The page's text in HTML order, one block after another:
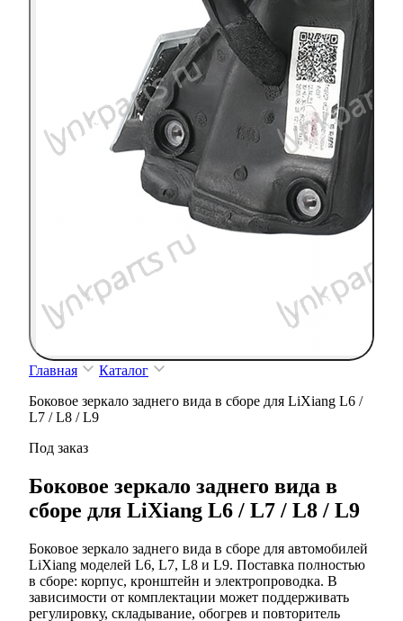
Главная
Каталог
Боковое зеркало заднего вида в сборе для LiXiang L6 /
L7 / L8 / L9
Под заказ
Боковое зеркало заднего вида в
сборе для LiXiang L6 / L7 / L8 / L9
Боковое зеркало заднего вида в сборе для автомобилей
LiXiang моделей L6, L7, L8 и L9. Поставка полностью
в сборе: корпус, кронштейн и электропроводка. В
зависимости от комплектации может поддерживать
регулировку, складывание, обогрев и повторитель